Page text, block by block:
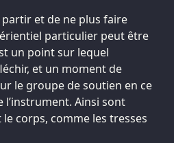
et de ne plus faire
particulier peut être
un point sur lequel
et un moment de
le groupe de soutien en ce
l’instrument. Ainsi sont
corps, comme les tresses